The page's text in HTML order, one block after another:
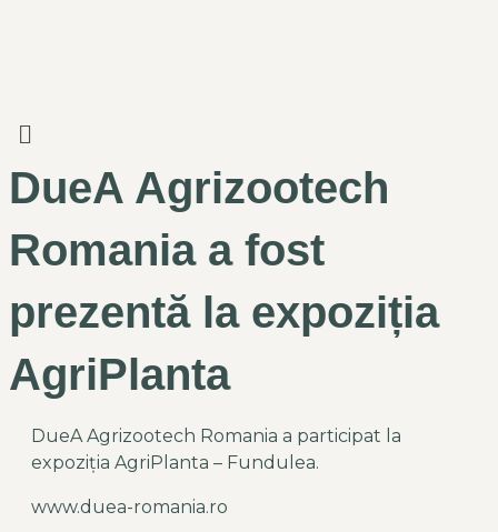
DueA Agrizootech
Romania a fost
prezentă la expoziția
AgriPlanta
DueA Agrizootech Romania a participat la
expoziția AgriPlanta – Fundulea.
www.duea-romania.ro